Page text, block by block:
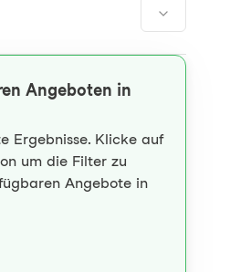
Angeboten in
Ergebnisse. Klicke auf
um die Filter zu
Angebote in